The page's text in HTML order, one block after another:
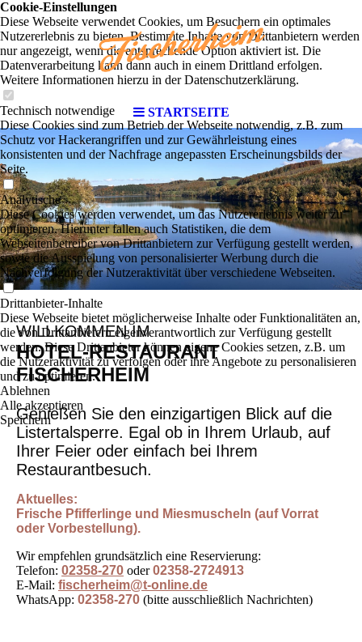
STARTSEITE
WILLKOMMEN IM
HOTEL-RESTAURANT
FISCHERHEIM
Genießen Sie den einzigartigen Blick auf die
Listertalsperre. Egal ob in Ihrem Urlaub, auf
Ihrer Feier oder einfach bei Ihrem
Restaurantbesuch.
Aktuelles:
Frische Pfifferlinge und Miesmuscheln (auf Vorrat
oder Vorbestellung).
Wir empfehlen grundsätzlich eine Reservierung:
Telefon: 02358-270 oder02358-2724913
E-Mail: fischerheim@t-online.de
WhatsApp: 02358-270 (bitte ausschließlich Nachrichten)
Cookie-Einstellungen
Diese Webseite verwendet Cookies, um Besuchern ein optimales
Nutzererlebnis zu bieten. Bestimmte Inhalte von Drittanbietern werden
nur angezeigt, wenn die entsprechende Option aktiviert ist. Die
Datenverarbeitung kann dann auch in einem Drittland erfolgen.
Weitere Informationen hierzu in der Datenschutzerklärung.
Technisch notwendige
Diese Cookies sind zum Betrieb der Webseite notwendig, z.B. zum
Schutz vor Hackerangriffen und zur Gewährleistung eines
konsistenten und der Nachfrage angepassten Erscheinungsbilds der
Seite.
Analytische
Diese Cookies werden verwendet, um das Nutzererlebnis weiter zu
optimieren. Hierunter fallen auch Statistiken, die dem
Webseitenbetreiber von Drittanbietern zur Verfügung gestellt werden,
sowie die Ausspielung von personalisierter Werbung durch die
Nachverfolgung der Nutzeraktivität über verschiedene Webseiten.
Drittanbieter-Inhalte
Diese Webseite bietet möglicherweise Inhalte oder Funktionalitäten an,
die von Drittanbietern eigenverantwortlich zur Verfügung gestellt
werden. Diese Drittanbieter können eigene Cookies setzen, z.B. um
die Nutzeraktivität zu verfolgen oder ihre Angebote zu personalisieren
und zu optimieren.
Ablehnen
Alle akzeptieren
Speichern